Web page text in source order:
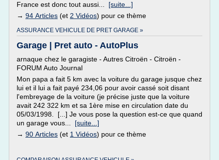
France est donc tout aussi... [suite...]
→ 94 Articles (et 2 Vidéos) pour ce thème
ASSURANCE VEHICULE DE PRET GARAGE »
Garage | Pret auto - AutoPlus
arnaque chez le garagiste - Autres Citroën - Citroën -
FORUM Auto Journal
Mon papa a fait 5 km avec la voiture du garage jusque chez
lui et il lui a fait payé 234,06 pour avoir cassé soit disant
l'embreyage de la voiture (je précise juste que la voiture
avait 242 322 km et sa 1ère mise en circulation date du
05/03/1998. [...] Je vous pose la question est-ce que quand
un garage vous... [suite...]
→ 90 Articles (et 1 Vidéos) pour ce thème